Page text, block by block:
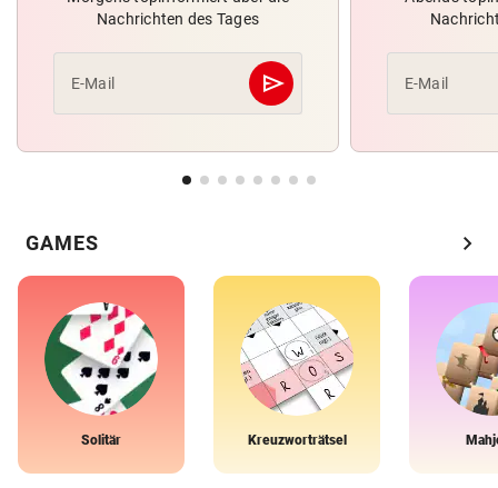
Nachrichten des Tages
E-Mail send
Abschicken E-Mail
GAMES chevron_right
Solitär Kreuzworträtsel